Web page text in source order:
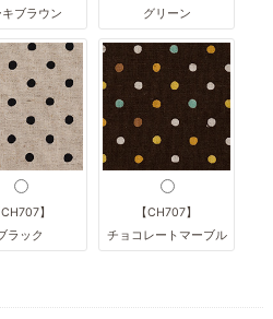
キブラウン
グリーン
CH707】
ラック
【CH707】
チョコレートマーブル